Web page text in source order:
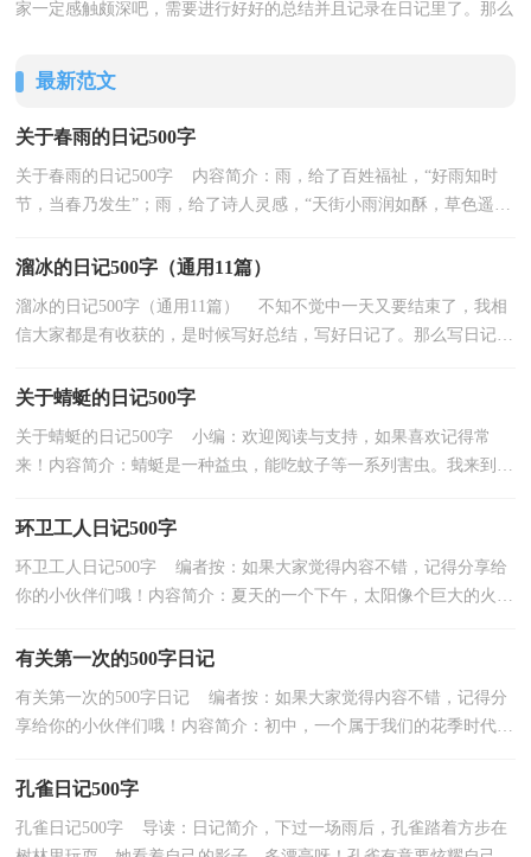
家一定感触颇深吧，需要进行好好的总结并且记录在日记里了。那么
最新范文
关于春雨的日记500字
关于春雨的日记500字 内容简介：雨，给了百姓福祉，“好雨知时
节，当春乃发生”；雨，给了诗人灵感，“天街小雨润如酥，草色遥看
溜冰的日记500字（通用11篇）
溜冰的日记500字（通用11篇） 不知不觉中一天又要结束了，我相
信大家都是有收获的，是时候写好总结，写好日记了。那么写日记需
关于蜻蜓的日记500字
关于蜻蜓的日记500字 小编：欢迎阅读与支持，如果喜欢记得常
来！内容简介：蜻蜓是一种益虫，能吃蚊子等一系列害虫。我来到小
环卫工人日记500字
环卫工人日记500字 编者按：如果大家觉得内容不错，记得分享给
你的小伙伴们哦！内容简介：夏天的一个下午，太阳像个巨大的火球
有关第一次的500字日记
有关第一次的500字日记 编者按：如果大家觉得内容不错，记得分
享给你的小伙伴们哦！内容简介：初中，一个属于我们的花季时代，
孔雀日记500字
孔雀日记500字 导读：日记简介，下过一场雨后，孔雀踏着方步在